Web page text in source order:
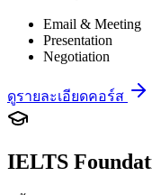
Email & Meeting
Presentation
Negotiation
ดูรายละเอียดคอร์ส
IELTS